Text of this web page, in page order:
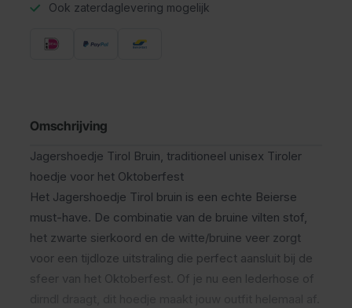
Ook zaterdaglevering mogelijk
Omschrijving
Jagershoedje Tirol Bruin, traditioneel unisex Tiroler
hoedje voor het Oktoberfest
Het Jagershoedje Tirol bruin is een echte Beierse
must-have. De combinatie van de bruine vilten stof,
het zwarte sierkoord en de witte/bruine veer zorgt
voor een tijdloze uitstraling die perfect aansluit bij de
sfeer van het Oktoberfest. Of je nu een lederhose of